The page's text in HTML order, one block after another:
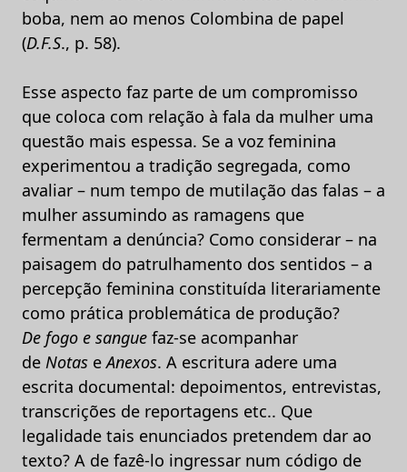
boba, nem ao menos Colombina de papel
(D.F.S., p. 58).
Esse aspecto faz parte de um compromisso
que coloca com relação à fala da mulher uma
questão mais espessa. Se a voz feminina
experimentou a tradição segregada, como
avaliar – num tempo de mutilação das falas – a
mulher assumindo as ramagens que
fermentam a denúncia? Como considerar – na
paisagem do patrulhamento dos sentidos – a
percepção feminina constituída literariamente
como prática problemática de produção?
De fogo e sangue faz-se acompanhar
de Notas eAnexos. A escritura adere uma
escrita documental: depoimentos, entrevistas,
transcrições de reportagens etc.. Que
legalidade tais enunciados pretendem dar ao
texto? A de fazê-lo ingressar num código de